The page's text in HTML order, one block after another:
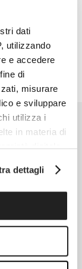
dati
utilizzando
e accedere
di
misurare
e sviluppare
utilizza i
in materia di
digitale
qualsiasi
facendo clic
qualche
dettagli